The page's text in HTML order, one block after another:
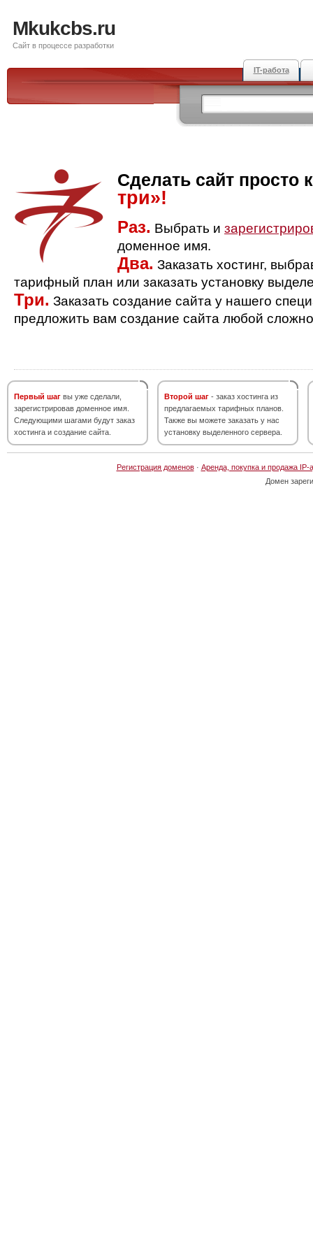
Mkukcbs.ru
Сайт в процессе разработки
IT-работа
Сделать сайт просто
три»!
Раз. Выбрать и
доменное имя.
Два. Заказать хостинг,
тарифный план или заказать установку
Три. Заказать создание сайта у нашего
предложить вам создание сайта любой
Первый шаг вы уже сделали,
зарегистрировав доменное имя.
Следующими шагами будут заказ
хостинга и создание сайта.
Второй шаг - заказ хостинга из
предлагаемых тарифных планов.
Также вы можете заказать у нас
установку выделенного сервера.
Регистрация доменов· Аренда, покупка и продажа IP-
Домен